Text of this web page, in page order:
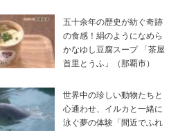
五十余年の歴史が紡ぐ奇跡
の食感！絹のようになめら
かなゆし豆腐スープ 「茶屋
首里とうふ」（那覇市）
世界中の珍しい動物たちと
心通わせ、イルカと一緒に
泳ぐ夢の体験「間近でふれ